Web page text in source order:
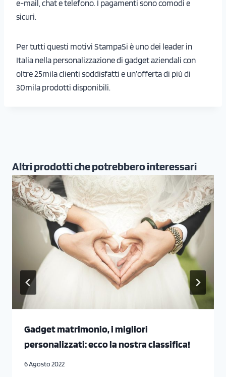
e-mail, chat e telefono. I pagamenti sono comodi e
sicuri.
Per tutti questi motivi StampaSi è uno dei leader in
Italia nella personalizzazione di gadget aziendali con
oltre 25mila clienti soddisfatti e un’offerta di più di
30mila prodotti disponibili.
Altri prodotti che potrebbero interessari
Gadget matrimonio, i migliori
personalizzati: ecco la nostra classifica!
6 Agosto 2022